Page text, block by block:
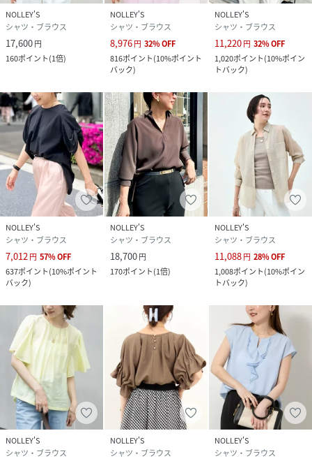
NOLLEY'S
シャツ・ブラウス
17,600円
160ポイント(1倍)
NOLLEY'S
シャツ・ブラウス
8,976円 32%OFF
816ポイント(10%ポイント
バック)
NOLLEY'S
シャツ・ブラウス
11,220円 32%OFF
1,020ポイント(10%ポイン
トバック)
NOLLEY'S
シャツ・ブラウス
7,012円 57%OFF
637ポイント(10%ポイント
バック)
NOLLEY'S
シャツ・ブラウス
18,700円
170ポイント(1倍)
NOLLEY'S
シャツ・ブラウス
11,088円 28%OFF
1,008ポイント(10%ポイン
トバック)
NOLLEY'S
シャツ・ブラウス
NOLLEY'S
シャツ・ブラウス
NOLLEY'S
シャツ・ブラウス